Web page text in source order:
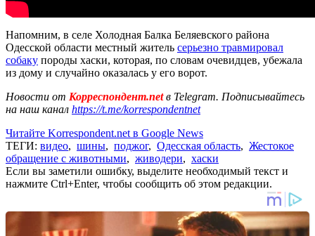
Напомним, в селе Холодная Балка Беляевского района
Одесской области местный житель серьезно травмировал
собаку породы хаски, которая, по словам очевидцев, убежала
из дому и случайно оказалась у его ворот.
Новости от Корреспондент.netв Telegram. Подписывайтесь
на наш канал https://t.me/korrespondentnet
Читайте Korrespondent.net в Google News
ТЕГИ: видео, шины, поджог, Одесская область, Жестокое
обращение с животными, живодери, хаски
Если вы заметили ошибку, выделите необходимый текст и
нажмите Ctrl+Enter, чтобы сообщить об этом редакции.